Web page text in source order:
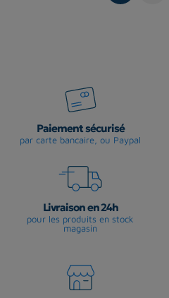
Paiement sécurisé
par carte bancaire, ou Paypal
Livraison en 24h
pour les produits en stock
magasin